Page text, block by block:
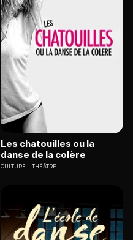
Les chatouilles ou la
danse de la colère
CULTURE THÉÂTRE